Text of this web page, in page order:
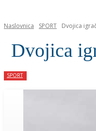
Naslovnica SPORT Dvojica
Dvojica
SPORT